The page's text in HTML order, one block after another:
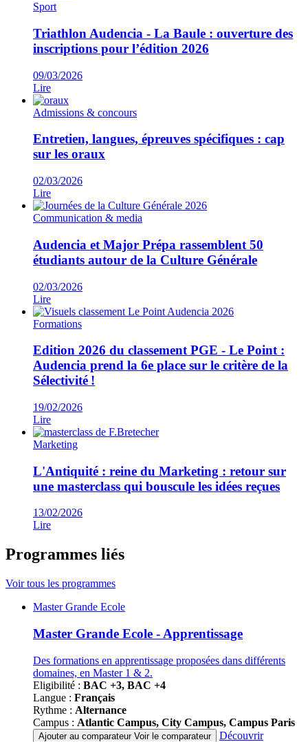
Sport
Triathlon Audencia - La Baule : ouverture des
inscriptions pour l’édition 2026
09/03/2026
Lire
Admissions & concours
Entretien, langues, épreuves spécifiques : cap
sur les oraux
02/03/2026
Lire
Communication & media
Audencia et Major Prépa rassemblent 50
étudiants autour de la Culture Générale
02/03/2026
Lire
Formations
Edition 2026 du classement PGE - Le Point :
Audencia prend la 6e place sur le critère de la
Sélectivité !
19/02/2026
Lire
Marketing
L'Antiquité : reine du Marketing : retour sur
une masterclass qui bouscule les idées reçues
13/02/2026
Lire
Programmes liés
Voir tous les programmes
Famille
programmes
Master Grande Ecole
Master Grande Ecole - Apprentissage
Des formations en apprentissage proposées dans différents
domaines, en Master 1 & 2.
Eligibilité : BAC +3, BAC +4
Langue : Français
Rythme : Alternance
Campus : Atlantic Campus, City Campus, Campus Paris
Ajouter au comparateur Voir le comparateur
Découvrir